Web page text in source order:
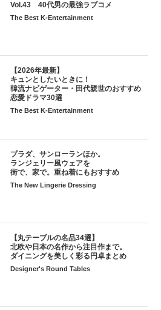
Vol.43 40代男の最強ラブコメ
The Best K-Entertainment
【2026年最新】
キュンとしたいときに！
韓流ナビゲーター・田代親世のおすすめ
恋愛ドラマ30選
The Best K-Entertainment
プラダ、サンローランほか。
ランジェリー風ウェアを
街で、家で。重ね着にもおすすめ
The New Lingerie Dressing
【丸テーブルの名品34選】
北欧や日本の名作から注目作まで。
ダイニングを美しく彩る円卓まとめ
Designer's Round Tables